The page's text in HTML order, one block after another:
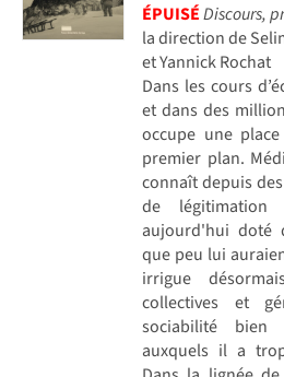
ÉPUISÉDiscours,
la direction de
et Yannick Rochat
Dans les cours
et dans des
occupe une
premier plan.
connaît depuis
de
aujourd'hui doté
que peu lui
irrigue
collectives et
sociabilité bien
auxquels il a